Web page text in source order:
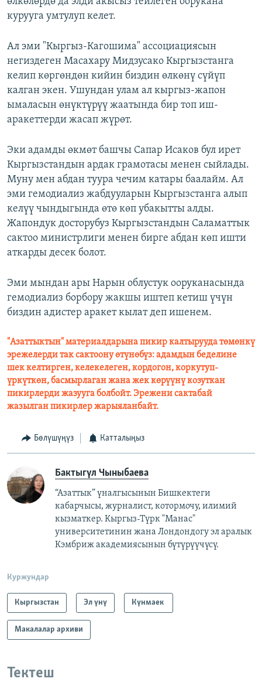
курууга умтулуп келет.
Ал эми "Кыргыз-Кагошима" ассоциациясын
негиздеген Масахару Мидзусако Кыргызстанга
келип көргөндөн кийин биздин өлкөнү сүйүп
калган экен. Ушундан улам ал кыргыз-жапон
ымаласын өнүктүрүү жаатында бир топ иш-
аракеттерди жасап жүрөт.
Эки адамды өкмөт башчы Сапар Исаков бул ирет
Кыргызстандын ардак грамотасы менен сыйлады.
Муну мен абдан туура чечим катары баалайм. Ал
эми гемодиализ жабдууларын Кыргызстанга алып
келүү чындыгында өтө көп убакытты алды.
Жапондук досторубуз Кыргызстандын Саламаттык
сактоо министрлиги менен бирге абдан көп ишти
аткарды десек болот.
Эми мындан ары Нарын облустук ооруканасында
гемодиализ борбору жакшы иштеп кетиш үчүн
биздин адистер аракет кылат деп ишенем.
"Азаттыктын" материалдарына пикир калтырууда төмөнкү
эрежелерди так сактоону өтүнөбүз: адамдын беделине
шек келтирген, келекелеген, кордогон, коркутуп-
үркүткөн, басмырлаган жана жек көрүүнү козуткан
пикирлерди жазууга болбойт. Эрежени сактабай
жазылган пикирлер жарыяланбайт.
Бөлүшүңүз Катталыңыз
Бактыгүл Чыныбаева
“Азаттык” үналгысынын Бишкектеги
кабарчысы, журналист, котормочу, илимий
кызматкер. Кыргыз-Түрк "Манас"
университетинин жана Лондондогу эл аралык
Кэмбриж академиясынын бүтүрүүчүсү.
Куржундар
Кыргызстан Эл үнү Күнмаек
Макалалар архиви
Тектеш